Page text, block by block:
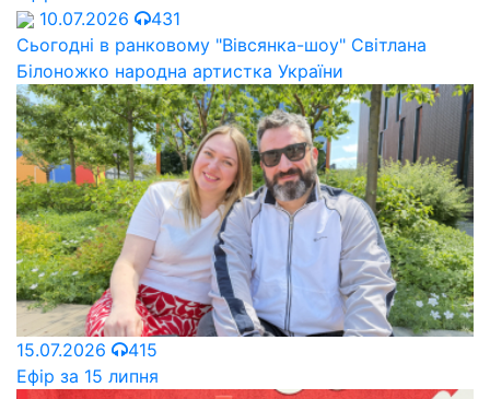
10.07.2026
431
Сьогодні в ранковому "Вівсянка-шоу" Cвітлана
Білоножко народна артистка України
15.07.2026
415
Ефір за 15 липня